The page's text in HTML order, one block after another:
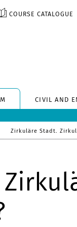
COURSE CATALOGUE
CIVIL AND
Zirkuläre Stadt.